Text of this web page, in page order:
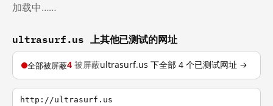
加载中……
ultrasurf.us 上其他已测试的网址
全部被屏蔽4 被屏蔽ultrasurf.us 下全部 4 个已测试网址 →
http://ultrasurf.us